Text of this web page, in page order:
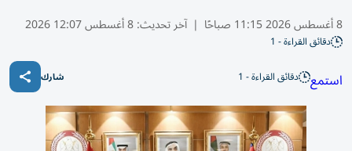
8 أغسطس 2026 11:15 صباحًا | آخر تحديث:8 أغسطس 12:07 2026
دقائق القراءة - 1
استمع دقائق القراءة - 1 شارك